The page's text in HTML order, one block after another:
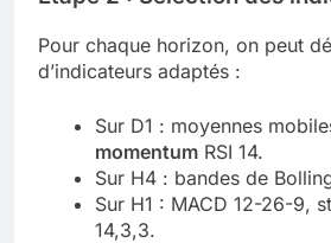
Pour chaque horizon, on peut
d’indicateurs adaptés :
Sur D1 : moyennes
momentum RSI 14.
Sur H4 : bandes de
Sur H1 : MACD 12-26-9,
14,3,3.